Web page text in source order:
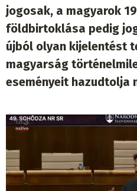
jogosak, a magyarok
földbirtoklása pedig
újból olyan kijelentést
magyarság
eseményeit hazudtolja